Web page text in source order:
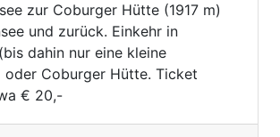
zur Coburger Hütte (1917 m)
und zurück. Einkehr in
dahin nur eine kleine
oder Coburger Hütte. Ticket
€ 20,-